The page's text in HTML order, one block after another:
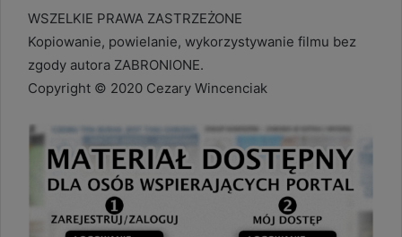
WSZELKIE PRAWA ZASTRZEŻONE
Kopiowanie, powielanie, wykorzystywanie filmu bez
zgody autora ZABRONIONE.
Copyright © 2020 Cezary Wincenciak